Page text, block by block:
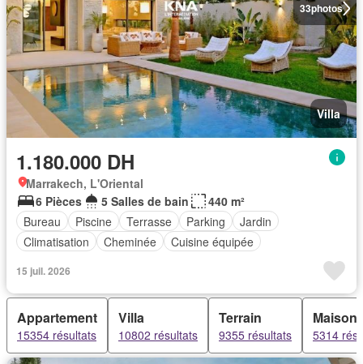
33photos
Villa
1.180.000 DH
Marrakech, L'Oriental
6 Pièces
5 Salles de bain
440 m²
Bureau
Piscine Terrasse Parking
Jardin
Climatisation
Cheminée Cuisine équipée
15 juil. 2026
Appartement
15354 résultats
Villa
10802 résultats
Terrain
9355 résultats
Maison
5314